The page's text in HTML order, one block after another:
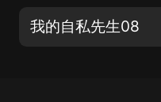
我的自私先生08